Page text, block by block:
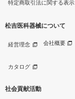
特定商取引法に関する表示
松吉医科器械について
経営理念 会社概要
カタログ
社会貢献活動